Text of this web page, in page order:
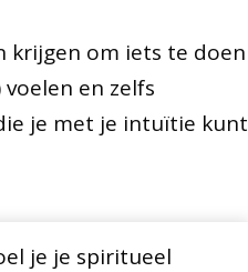
krijgen om iets te doen
en zelfs
je met je intuïtie kunt
je je spiritueel